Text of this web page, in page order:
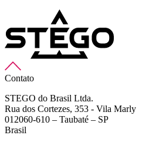
Contato
STEGO do Brasil Ltda.
Rua dos Cortezes, 353 - Vila Marly
012060-610 – Taubaté – SP
Brasil